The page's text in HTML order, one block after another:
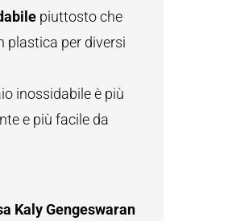
piuttosto che
plastica per diversi
inossidabile è più
e più facile da
Kaly Gengeswaran